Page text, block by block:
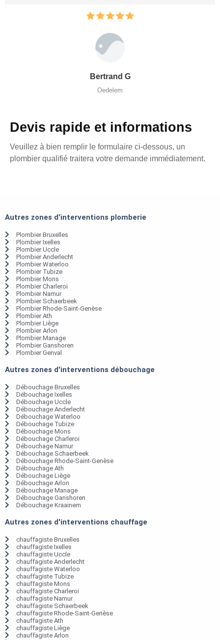
Bertrand G
Oedelem
Devis rapide et informations
Veuillez à bien remplir le formulaire ci-dessous, un
plombier qualifié traitera votre demande immédiatement.
Autres zones d'interventions plomberie
Plombier Bruxelles
Plombier Ixelles
Plombier Uccle
Plombier Anderlecht
Plombier Waterloo
Plombier Tubize
Plombier Mons
Plombier Charleroi
Plombier Namur
Plombier Schaerbeek
Plombier Rhode-Saint-Genèse
Plombier Ath
Plombier Liège
Plombier Arlon
Plombier Manage
Plombier Ganshoren
Plombier Genval
Autres zones d'interventions débouchage
Débouchage Bruxelles
Débouchage Ixelles
Débouchage Uccle
Débouchage Anderlecht
Débouchage Waterloo
Débouchage Tubize
Débouchage Mons
Débouchage Charleroi
Débouchage Namur
Débouchage Schaerbeek
Débouchage Rhode-Saint-Genèse
Débouchage Ath
Débouchage Liège
Débouchage Arlon
Débouchage Manage
Débouchage Ganshoren
Débouchage Kraainem
Autres zones d'interventions chauffage
chauffagiste Bruxelles
chauffagiste Ixelles
chauffagiste Uccle
chauffagiste Anderlecht
chauffagiste Waterloo
chauffagiste Tubize
chauffagiste Mons
chauffagiste Charleroi
chauffagiste Namur
chauffagiste Schaerbeek
chauffagiste Rhode-Saint-Genèse
chauffagiste Ath
chauffagiste Liège
chauffagiste Arlon